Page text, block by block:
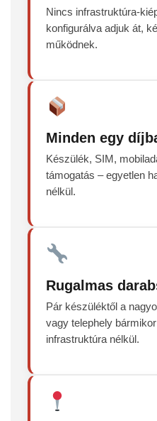
Nincs infrastruktúra-
konfigurálva adjuk át,
működnek.
Minden egy
Készülék, SIM,
támogatás – egyetlen
nélkül.
Rugalmas
Pár készüléktől a
vagy telephely
infrastruktúra nélkül.